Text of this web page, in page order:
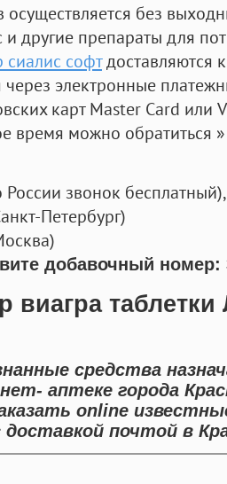
осуществляется без
и другие препараты для
сиалис софтдоставляются
электронные
карт Master Card или
время можно обратиться
России звонок бесплатный),
Петербург)
добавочный номер:
виагра
средства
аптеке города
online
почтой в